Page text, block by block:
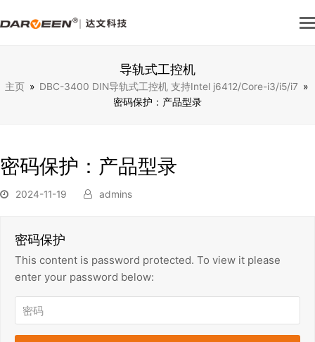
导轨式工控机
主页 » DBC-3400 DIN导轨式工控机 支持Intel j6412/Core-i3/i5/i7 »
密码保护：产品型录
密码保护：产品型录
2024-11-19 admins
密码保护
This content is password protected. To view it please
enter your password below: